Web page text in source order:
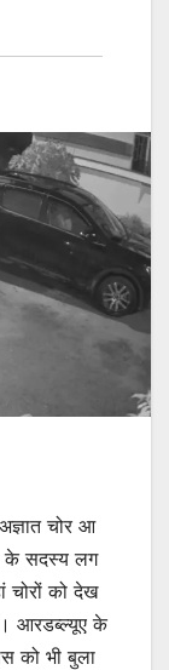
चोर आ
के सदस्य लग
को देख
आरडब्ल्यूए के
को भी बुला